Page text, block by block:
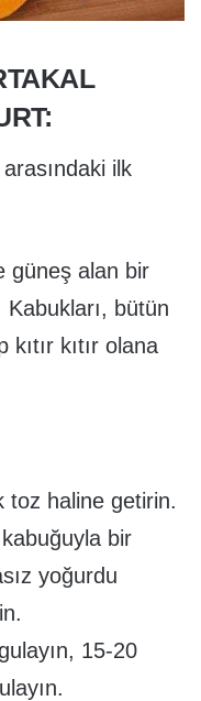
ilk
güneş alan bir
bütün
kıtır olana
toz haline getirin.
bir
yoğurdu
15-20